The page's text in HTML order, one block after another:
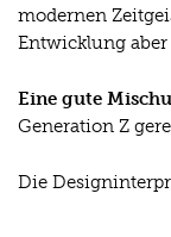
modernen
Entwicklung
Eine gute
Generation Z
Die